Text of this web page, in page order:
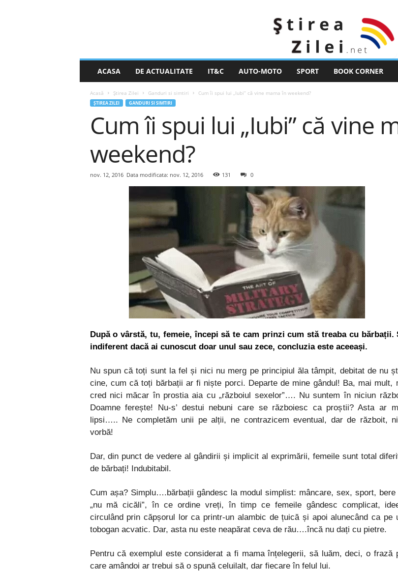
i
ACASA DE ACTUALITATE IT&C AUTO-MOTO SPORT BOOK CORNER
Acasă Știrea Zilei Ganduri si simtiri Cum îi spui lui „Iubi” că vine mama în weekend?
ȘTIREA ZILEI GANDURI SI SIMTIRI
Cum îi spui lui „Iubi” că vine
weekend?
nov. 12, 2016 Data modificata: nov. 12, 2016 131 0
După o vârstă, tu, femeie, începi să te cam prinzi cum stă treaba cu bărbații.
indiferent dacă ai cunoscut doar unul sau zece, concluzia este aceeași.
Nu spun că toți sunt la fel și nici nu merg pe principiul ăla tâmpit, debitat de nu
cine, cum că toți bărbații ar fi niște porci. Departe de mine gândul! Ba, mai mult,
cred nici măcar în prostia aia cu „războiul sexelor”…. Nu suntem în niciun
Doamne ferește! Nu-s’ destui nebuni care se războiesc ca proștii? Asta ar
lipsi….. Ne completăm unii pe alții, ne contrazicem eventual, dar de războit,
vorbă!
Dar, din punct de vedere al gândirii și implicit al exprimării, femeile sunt total
de bărbați! Indubitabil.
Cum așa? Simplu….bărbații gândesc la modul simplist: mâncare, sex, sport, bere
„nu mă cicăli”, în ce ordine vreți, în timp ce femeile gândesc complicat,
circulând prin căpșorul lor ca printr-un alambic de țuică și apoi alunecând ca pe
tobogan acvatic. Dar, asta nu este neapărat ceva de rău….încă nu dați cu pietre.
Pentru că exemplul este considerat a fi mama înțelegerii, să luăm, deci, o frază
care amândoi ar trebui să o spună celuilalt, dar fiecare în felul lui.